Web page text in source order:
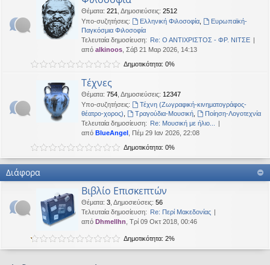
Θέματα: 221 Δημοσιεύσεις: 2512
Υπο-συζητήσεις:
Ελληνική Φιλοσοφία,
Ευρωπαϊκή-
Παγκόσμια Φιλοσοφία
Τελευταία δημοσίευση: Re: Ο ΑΝΤΙΧΡΙΣΤΟΣ - ΦΡ. ΝΙΤΣΕ
από alkinoos , Σάβ 21 Μαρ 2026, 14:13
Δημοτικότητα: 0%
Τέχνες
Θέματα: 754 Δημοσιεύσεις: 12347
Υπο-συζητήσεις:
Τέχνη (Ζωγραφική-κινηματογράφος-
θέατρο-χορος)
Τραγούδια-Μουσική,
Ποίηση-Λογοτεχνία
Τελευταία δημοσίευση: Re: Μουσική με ήλιο...
από BlueAngel , Πέμ 29 Ιαν 2026, 22:08
Δημοτικότητα: 0%
Διάφορα
Βιβλίο Επισκεπτών
Θέματα: 3 Δημοσιεύσεις: 56
Τελευταία δημοσίευση: Re: Περί Μακεδονίας
από Dhmellhn , Τρί 09 Οκτ 2018, 00:46
Δημοτικότητα: 2%